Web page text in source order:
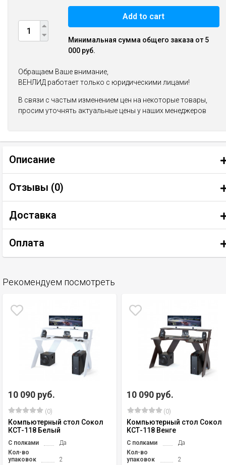
Add to cart
Минимальная сумма общего заказа от 5
000 руб.
Обращаем Ваше внимание,
ВЕНЛИД работает только с юридическими лицами!
В связи с частым изменением цен на некоторые товары,
просим уточнять актуальные цены у наших менеджеров
Описание
Отзывы (0)
Доставка
Оплата
Рекомендуем посмотреть
10 090 руб.
(0)
Компьютерный стол Сокол
КСТ-118 Белый
С полками
Да
Кол-во
упаковок
2
10 090 руб.
(0)
Компьютерный стол Сокол
КСТ-118 Венге
С полками
Да
Кол-во
упаковок
2